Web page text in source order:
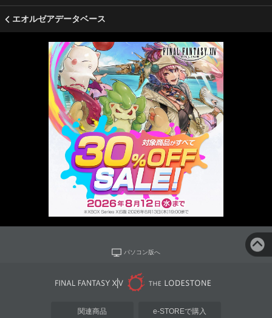
エオルゼアデータベース
パソコン版へ
関連商品 e-STOREで購入